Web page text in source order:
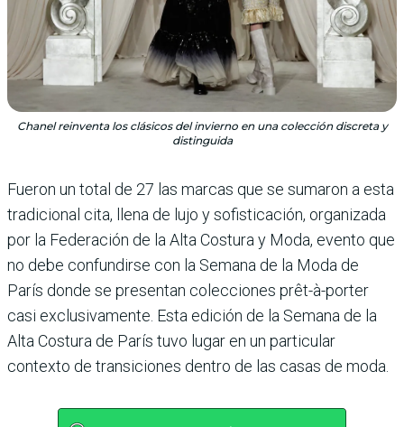
Chanel reinventa los clásicos del invierno en una colección discreta y
distinguida
Fueron un total de 27 las marcas que se sumaron a esta
tradicional cita, llena de lujo y sofisticación, organizada
por la Federación de la Alta Costura y Moda, evento que
no debe confundirse con la Semana de la Moda de
París donde se presentan coleccio­nes prêt-à-porter
casi exclu­sivamente. Esta edición de la Semana de la
Alta Costura de París tuvo lugar en un parti­cular
contexto de transiciones dentro de las casas de moda.